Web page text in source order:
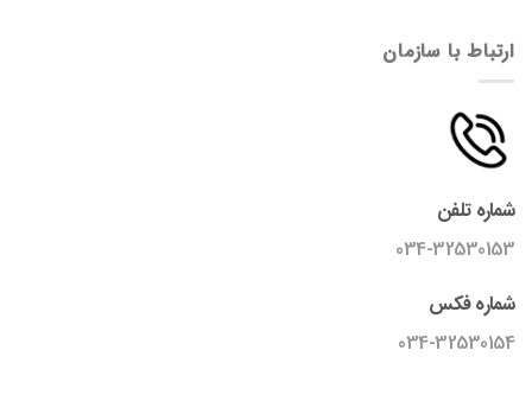
ارتباط با سازمان
شماره تلفن
034-32530153
شماره فکس
034-32530154